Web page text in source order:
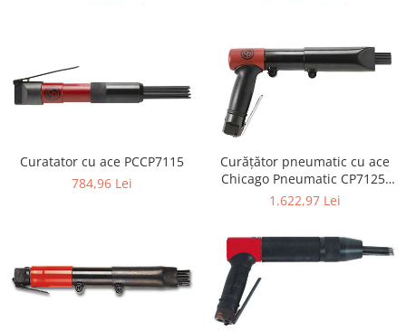
Pistoale de vopsit
Polizoare drepte
Scule speciale
Curatator cu ace PCCP7115
784,96 Lei
Curățător pneumatic cu ace
Chicago Pneumatic CP7125,
needle scaler profesional, 2
1.622,97 Lei